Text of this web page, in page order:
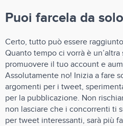
Puoi farcela da
Certo, tutto può essere
Quanto tempo ci vorrà è
promuovere il tuo account e
Assolutamente no! Inizia a fare
argomenti per i tweet,
per la pubblicazione. Non
non lasciare che i concorrenti ti
per tweet interessanti, sarà più